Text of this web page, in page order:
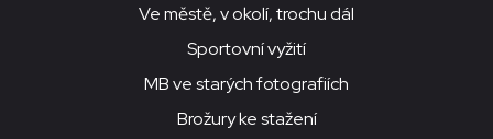
Ve městě, v okolí, trochu dál
Sportovní vyžití
MB ve starých fotografiích
Brožury ke stažení